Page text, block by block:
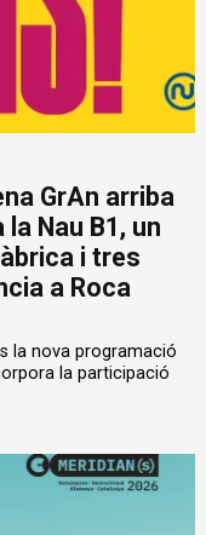
GrAn arriba
Nau B1, un
i tres
a Roca
la nova programació
la participació